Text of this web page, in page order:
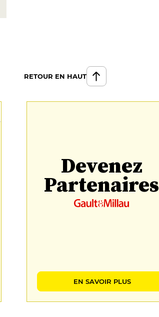
RETOUR EN HAUT
Devenez
Partenaires
EN SAVOIR PLUS